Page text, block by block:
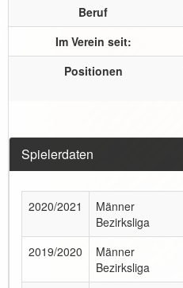
Beruf
Im Verein seit:
Positionen
Spielerdaten
2020/2021
Männer
Bezirksliga
2019/2020
Männer
Bezirksliga